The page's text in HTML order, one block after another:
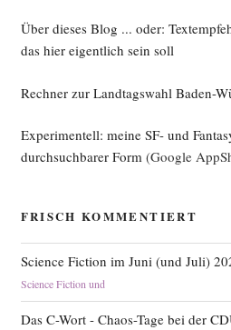
Über dieses Blog ... oder:
das hier eigentlich sein soll
Rechner zur Landtagswahl Baden-
Experimentell: meine SF- und
durchsuchbarer Form(Google
FRISCH KOMMENTIERT
Science Fiction im Juni (und Juli)
Science Fiction und
Das C-Wort - Chaos-Tage bei der